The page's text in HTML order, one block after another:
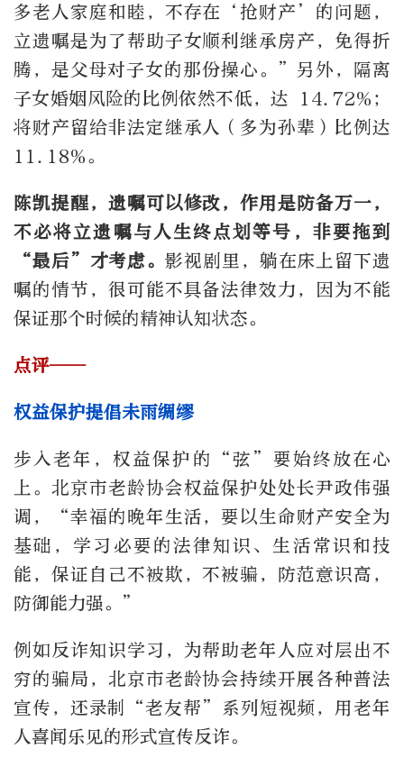
多老人家庭和睦，不存在‘抢财产’的问题，
立遗嘱是为了帮助子女顺利继承房产，免得折
腾，是父母对子女的那份操心。”另外，隔离
子女婚姻风险的比例依然不低，达 14.72%；
将财产留给非法定继承人（多为孙辈）比例达
11.18%。
陈凯提醒，遗嘱可以修改，作用是防备万一，
不必将立遗嘱与人生终点划等号，非要拖到
“最后”才考虑。影视剧里，躺在床上留下遗
嘱的情节，很可能不具备法律效力，因为不能
保证那个时候的精神认知状态。
点评——
权益保护提倡未雨绸缪
步入老年，权益保护的“弦”要始终放在心
上。北京市老龄协会权益保护处处长尹政伟强
调，“幸福的晚年生活，要以生命财产安全为
基础，学习必要的法律知识、生活常识和技
能，保证自己不被欺，不被骗，防范意识高，
防御能力强。”
例如反诈知识学习，为帮助老年人应对层出不
穷的骗局，北京市老龄协会持续开展各种普法
宣传，还录制“老友帮”系列短视频，用老年
人喜闻乐见的形式宣传反诈。